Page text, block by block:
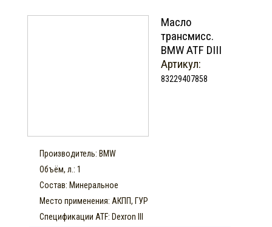
Масло
трансмисс.
BMW ATF DIII
Артикул:
83229407858
Производитель: BMW
Объём, л.: 1
Состав: Минеральное
Место применения: АКПП, ГУР
Спецификации ATF: Dexron III